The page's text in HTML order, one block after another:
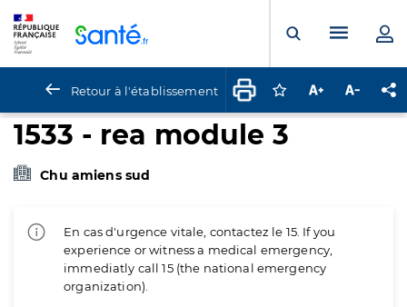
Ouvrir laMenu
Retour à l'établissement Connectez-vous
Augmenter la
1533 - rea module 3
Chu amiens sud
En cas d'urgence vitale, contactez le 15. If you
experience or witness a medical emergency,
immediatly call 15 (the national emergency
organization).